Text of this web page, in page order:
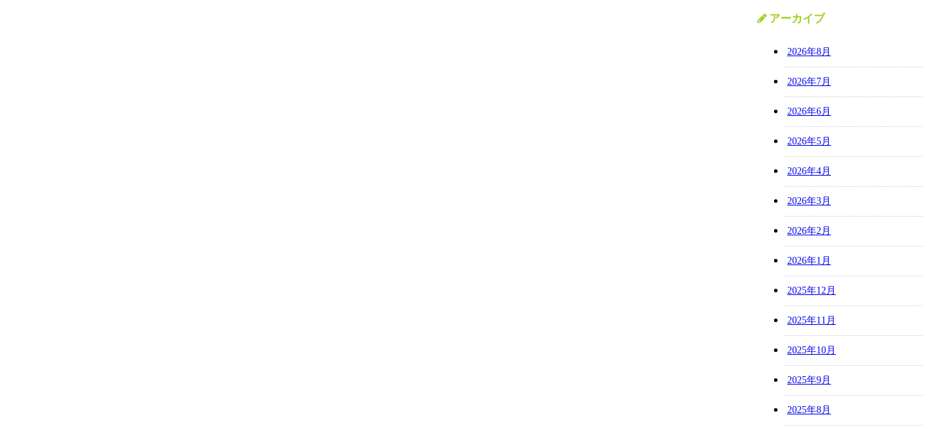
アーカイブ
2026年8月
2026年7月
2026年6月
2026年5月
2026年4月
2026年3月
2026年2月
2026年1月
2025年12月
2025年11月
2025年10月
2025年9月
2025年8月